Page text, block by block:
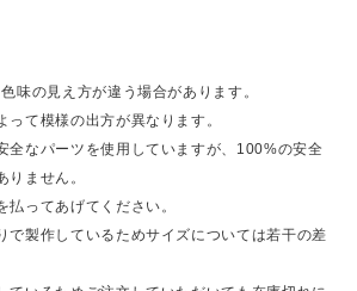
味の見え方が違う場合があります。
て模様の出方が異なります。
全なパーツを使用していますが、100%の安全
りません。
払ってあげてください。
で製作しているためサイズについては若干の差